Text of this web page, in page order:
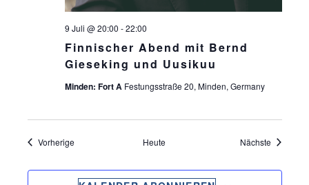
Finnischer Abend mit Bernd
Gieseking und Uusikuu
9 Juli @ 20:00 -22:00
Minden: Fort A Festungsstraße 20, Minden, Germany
VorherigeVeranstaltungen Heute Nächste